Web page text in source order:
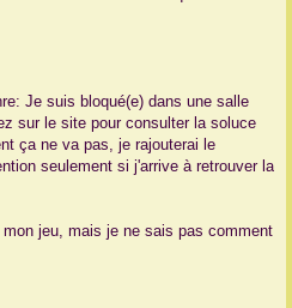
Je suis bloqué(e) dans une salle
sur le site pour consulter la soluce
ça ne va pas, je rajouterai le
seulement si j'arrive à retrouver la
jeu, mais je ne sais pas comment